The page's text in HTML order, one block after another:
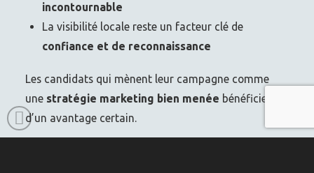
incontournable
La visibilité locale reste un facteur clé de
confiance et de reconnaissance
Les candidats qui mènent leur campagne comme
une stratégie marketing bien menée bénéficieront
d’un avantage certain.